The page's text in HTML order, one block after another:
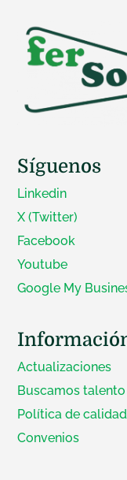
Software
todas sus
elegir el
Síguenos
Linkedin
X (Twitter)
Facebook
Youtube
Google My
Actualizaciones
Buscamos talento
Política de calidad
Convenios